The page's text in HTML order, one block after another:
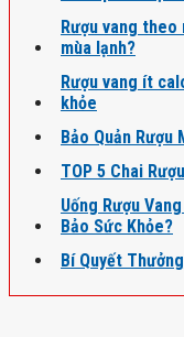
Rượu vang theo
mùa lạnh?
Rượu vang ít
khỏe
Bảo Quản Rượu
TOP 5 Chai
Uống Rượu
Bảo Sức Khỏe?
Bí Quyết